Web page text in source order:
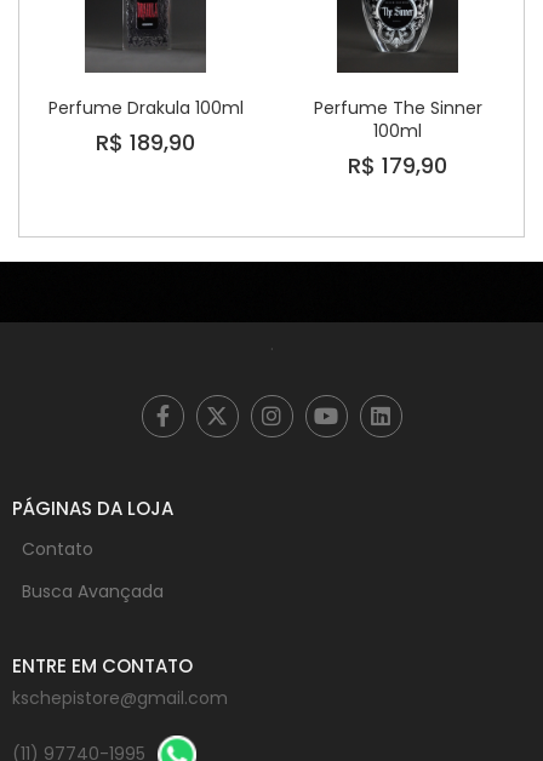
Perfume Drakula 100ml
R$ 189,90
Perfume The Sinner
100ml
R$ 179,90
.
PÁGINAS DA LOJA
Contato
Busca Avançada
ENTRE EM CONTATO
kschepistore@gmail.com
(11) 97740-1995